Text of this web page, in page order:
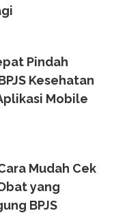
Pindah
Kesehatan
Mobile
Mudah Cek
yang
BPJS